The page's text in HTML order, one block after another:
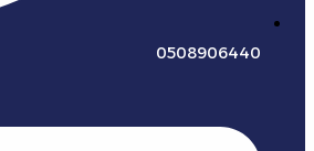
0508906440